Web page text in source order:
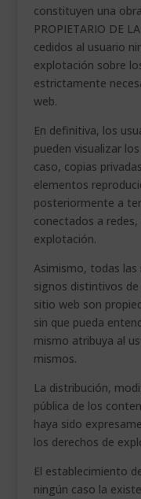
constituyen una
PROPIETARIO DE
cedidos al usuario
explotación sobre
estrictamente
web.
En definitiva, los
pueden visualizar
caso, copias
elementos
posteriormente a
conectados a
explotación.
Asimismo, todas
signos distintivos de
sitio web son
sin que pueda
mismo atribuya al
mismos.
La distribución,
pública de los
haya sido
los derechos de
El establecimiento
ningún caso la